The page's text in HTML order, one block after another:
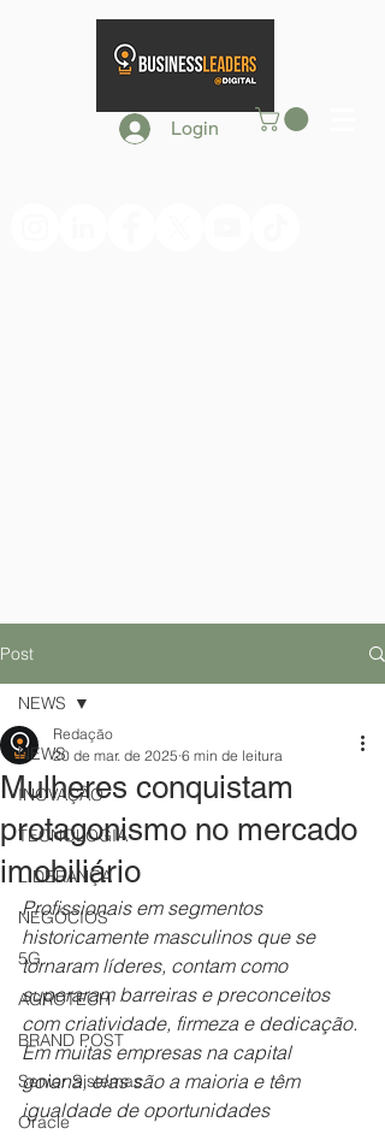
Login
Post
NEWS
INOVAÇÃO
TECNOLOGIA
LIDERANÇA
NEGÓCIOS
5G
AGROTECH
BRAND POST
Senior Sistemas
Oracle
NEWS
Mulheres conquistam
protagonismo no mercado
imobiliário
Redação
20 de mar. de 2025 6 min de leitura
Profissionais em segmentos
historicamente masculinos que se
tornaram líderes, contam como
superaram barreiras e preconceitos
com criatividade, firmeza e dedicação.
Em muitas empresas na capital
goiana, elas são a maioria e têm
igualdade de oportunidades